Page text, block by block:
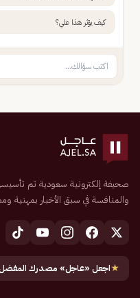
كيف يؤثر هذا علي؟
والمنافسة في سبق الأخبار بمهنية
★اجعل «عاجل» مصدرك